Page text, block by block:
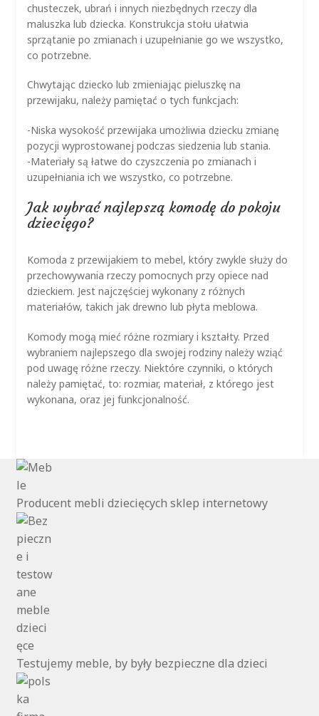
chusteczek, ubrań i innych niezbędnych rzeczy dla
maluszka lub dziecka. Konstrukcja stołu ułatwia
sprzątanie po zmianach i uzupełnianie go we wszystko,
co potrzebne.
Chwytając dziecko lub zmieniając pieluszkę na
przewijaku, należy pamiętać o tych funkcjach:
-Niska wysokość przewijaka umożliwia dziecku zmianę
pozycji wyprostowanej podczas siedzenia lub stania.
-Materiały są łatwe do czyszczenia po zmianach i
uzupełniania ich we wszystko, co potrzebne.
Jak wybrać najlepszą komodę do pokoju
dziecięgo?
Komoda z przewijakiem to mebel, który zwykle służy do
przechowywania rzeczy pomocnych przy opiece nad
dzieckiem. Jest najczęściej wykonany z różnych
materiałów, takich jak drewno lub płyta meblowa.
Komody mogą mieć różne rozmiary i kształty. Przed
wybraniem najlepszego dla swojej rodziny należy wziąć
pod uwagę różne rzeczy. Niektóre czynniki, o których
należy pamiętać, to: rozmiar, materiał, z którego jest
wykonana, oraz jej funkcjonalność.
Producent mebli dziecięcych sklep internetowy
Testujemy meble, by były bezpieczne dla dzieci